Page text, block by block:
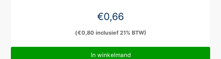
€0,66
(€0,80 inclusief 21% BTW)
In winkelmand